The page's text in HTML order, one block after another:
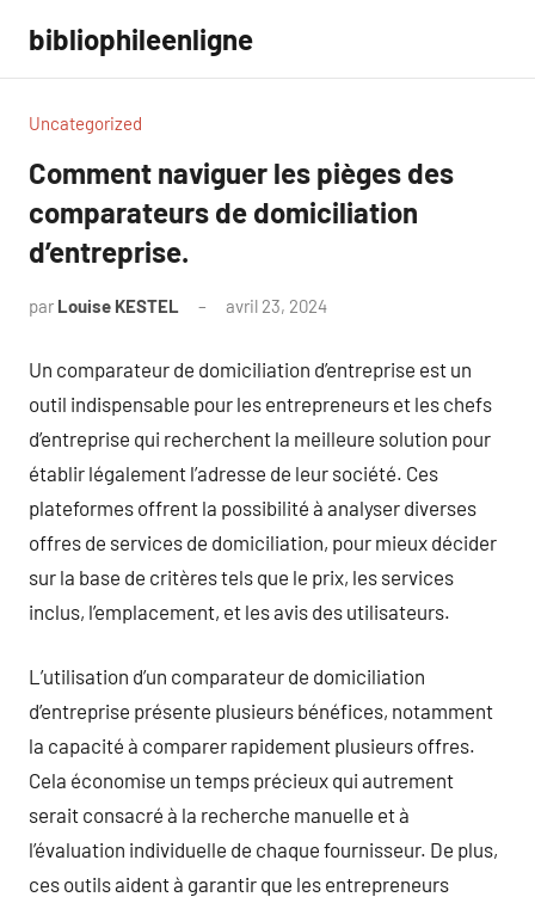
contenu
bibliophileenligne
Uncategorized
Comment naviguer les pièges des
comparateurs de domiciliation
d’entreprise.
par Louise KESTEL avril 23, 2024
Un comparateur de domiciliation d’entreprise est un
outil indispensable pour les entrepreneurs et les chefs
d’entreprise qui recherchent la meilleure solution pour
établir légalement l’adresse de leur société. Ces
plateformes offrent la possibilité à analyser diverses
offres de services de domiciliation, pour mieux décider
sur la base de critères tels que le prix, les services
inclus, l’emplacement, et les avis des utilisateurs.
L’utilisation d’un comparateur de domiciliation
d’entreprise présente plusieurs bénéfices, notamment
la capacité à comparer rapidement plusieurs offres.
Cela économise un temps précieux qui autrement
serait consacré à la recherche manuelle et à
l’évaluation individuelle de chaque fournisseur. De plus,
ces outils aident à garantir que les entrepreneurs